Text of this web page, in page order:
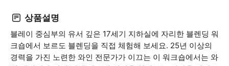
상품설명
블레이 중심부의 유서 깊은 17세기 지하실에 자리한 블렌딩 워
크숍에서 보르도 블렌딩을 직접 체험해 보세요. 25년 이상의
경력을 가진 노련한 와인 전문가가 이끄는 이 워크숍에서는 와